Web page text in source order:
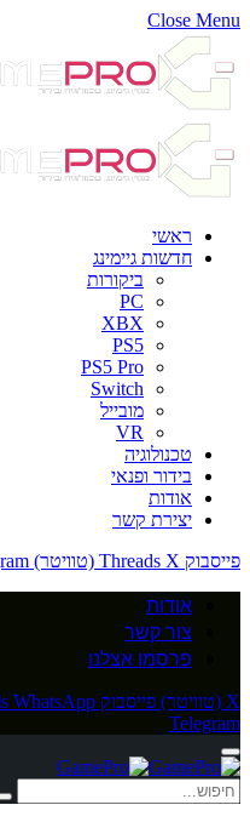
Close Menu
ראשי
חדשות גיימינג
ביקורות
PC
XBX
PS5
PS5 Pro
Switch
מובייל
VR
טכנולוגיה
בידור ופנאי
אודות
יצירת קשר
פייסבוק
Threads X (טוויטר)
אודות
צור קשר
פרסמו אצלנו
X (טוויטר) פייסבוק WhatsApp
Telegram